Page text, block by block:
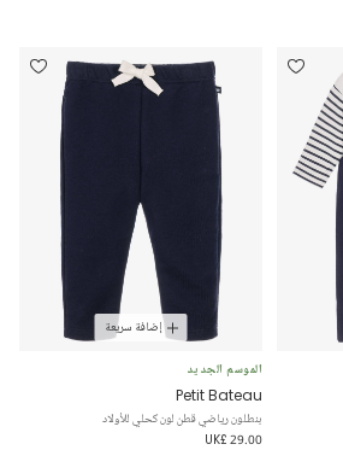
إضافة سريعة
الموسم الجديد
Petit Bateau
بنطلون رياضي قطن لون كحلي للأولاد
UK£ 29.00